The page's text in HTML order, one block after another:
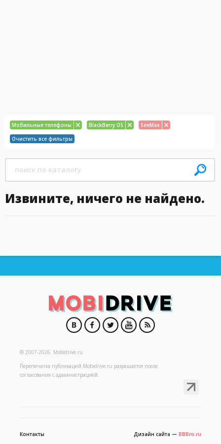
Мобильные телефоны BlackBerry OS
SeeMax
Очистить все фильтры
Извините, ничего не найдено.
© 2007-2026. Mobidrive.ru
Перепечатка публикаций Mobidrive.ru разрешается после
согласования с администрацией.
Дизайн сайта — BBBro.ru
Контакты